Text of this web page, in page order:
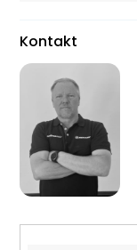
Kontakt